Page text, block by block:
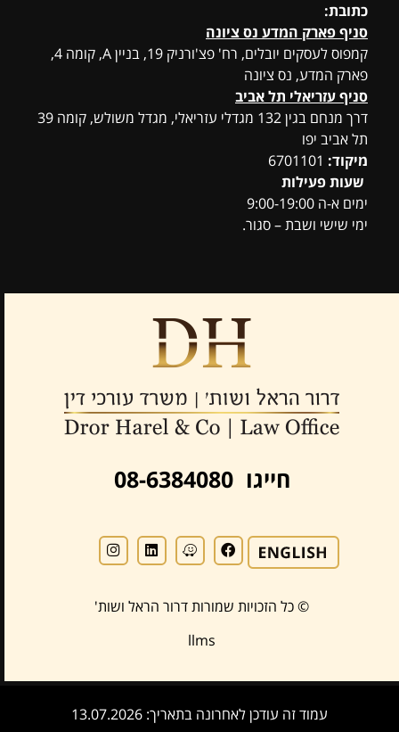
כתובת:
סניף פארק המדע נס ציונה
קמפוס לעסקים יובלים, רח' פצ'ורניק 19, בניין A, קומה 4,
פארק המדע, נס ציונה
סניף עזריאלי תל אביב
דרך מנחם בגין 132 מגדלי עזריאלי, מגדל משולש, קומה 39
תל אביב יפו
מיקוד:
שעות פעילות
ימים א-ה 9:00-19:00
ימי שישי ושבת – סגור.
חייגו 08-6384080
© כל הזכויות שמורות דרור הראל ושות'
llms
עמוד זה עודכן לאחרונה בתאריך: 13.07.2026